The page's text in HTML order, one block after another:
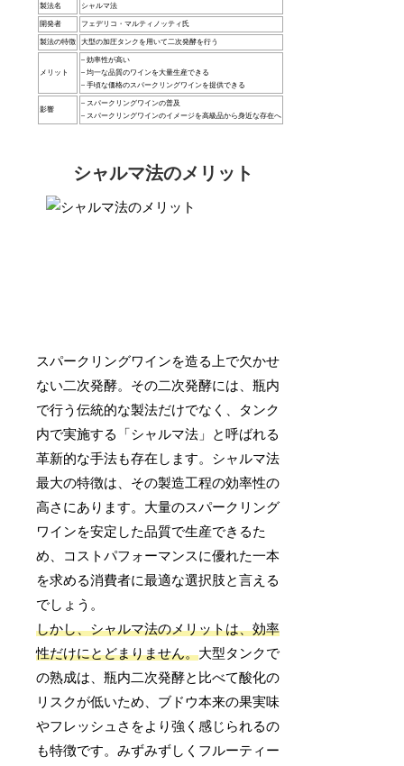
製法名 シャルマ法
開発者 フェデリコ・マルティノッティ氏
製法の特徴 大型の加圧タンクを用いて二次発酵を行う
メリット
– 効率性が高い
– 均一な品質のワインを大量生産できる
– 手頃な価格のスパークリングワインを提供できる
影響
– スパークリングワインの普及
– スパークリングワインのイメージを高級品から身近な存在へ
シャルマ法のメリット
スパークリングワインを造る上で欠かせ
ない二次発酵。その二次発酵には、瓶内
で行う伝統的な製法だけでなく、タンク
内で実施する「シャルマ法」と呼ばれる
革新的な手法も存在します。シャルマ法
最大の特徴は、その製造工程の効率性の
高さにあります。大量のスパークリング
ワインを安定した品質で生産できるた
め、コストパフォーマンスに優れた一本
を求める消費者に最適な選択肢と言える
でしょう。
しかし、シャルマ法のメリットは、効率
性だけにとどまりません。大型タンクで
の熟成は、瓶内二次発酵と比べて酸化の
リスクが低いため、ブドウ本来の果実味
やフレッシュさをより強く感じられるの
も特徴です。みずみずしくフルーティー